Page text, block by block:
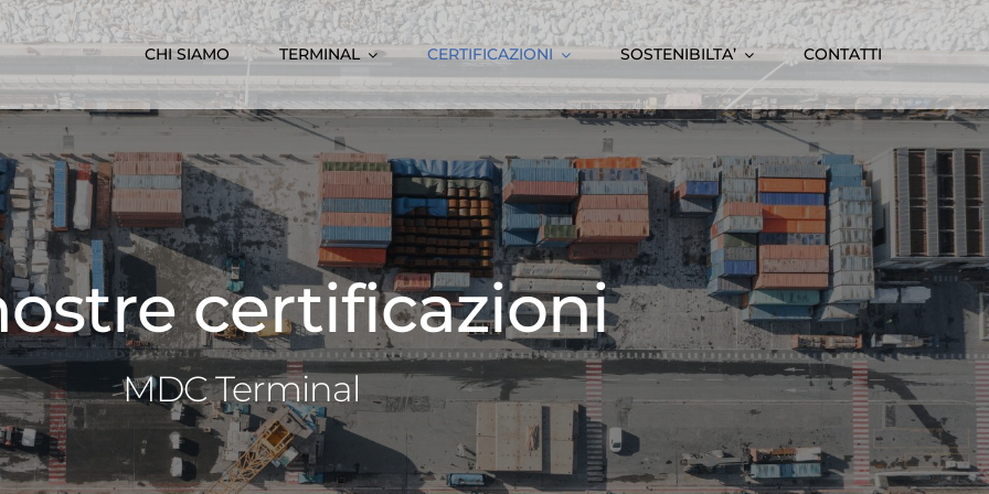
CHI SIAMO TERMINAL CERTIFICAZIONI SOSTENIBILTA’ CONTATTI
certificazioni
MDC Terminal